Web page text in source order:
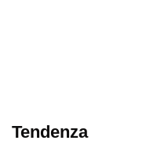
Tendenza